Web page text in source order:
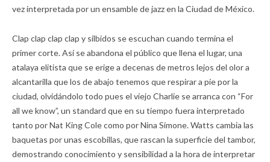
vez interpretada por un ensamble de jazz en la Ciudad de México.
Clap clap clap clap y silbidos se escuchan cuando termina el
primer corte. Así se abandona el público que llena el lugar, una
atalaya elitista que se erige a decenas de metros lejos del olor a
alcantarilla que los de abajo tenemos que respirar a pie por la
ciudad, olvidándolo todo pues el viejo Charlie se arranca con “For
all we know”, un standard que en su tiempo fuera interpretado
tanto por Nat King Cole como por Nina Simone. Watts cambia las
baquetas por unas escobillas, que rascan la superficie del tambor,
demostrando conocimiento y sensibilidad a la hora de interpretar